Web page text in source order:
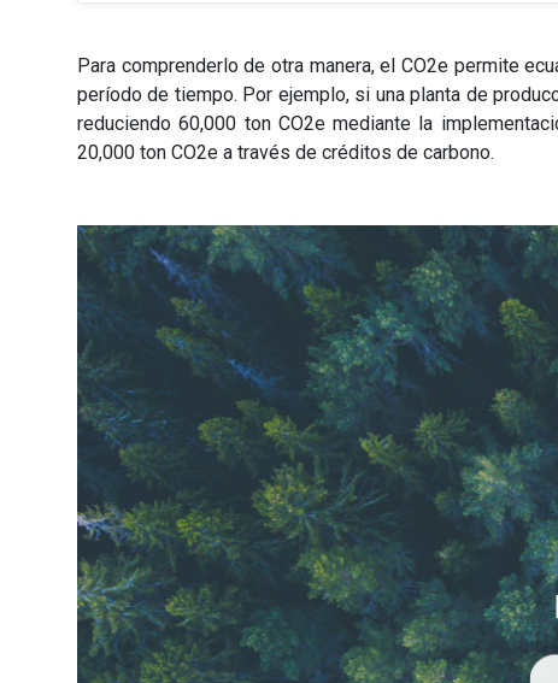
Para comprenderlo de otra manera, el CO2e permite
período de tiempo. Por ejemplo, si una planta de
reduciendo 60,000 ton CO2e mediante la
20,000 ton CO2e a través de créditos de carbono.